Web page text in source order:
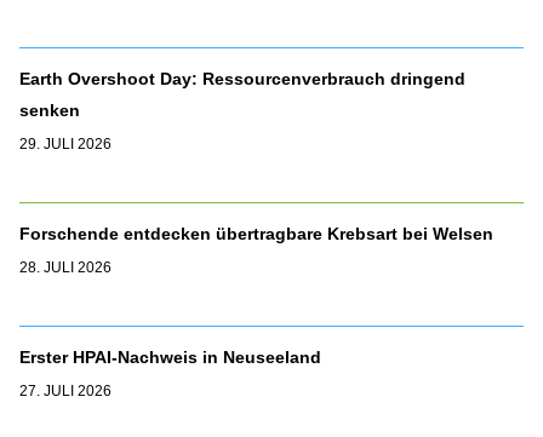
Earth Overshoot Day: Ressourcenverbrauch dringend
senken
29. JULI 2026
Forschende entdecken übertragbare Krebsart bei Welsen
28. JULI 2026
Erster HPAI-Nachweis in Neuseeland
27. JULI 2026